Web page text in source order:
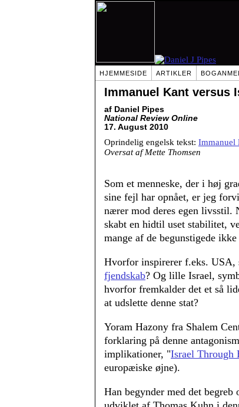
HJEMMESIDE ARTIKLER
Immanuel Kant versus
af Daniel Pipes
National Review Online
17. August 2010
Oprindelig engelsk tekst: Immanuel
Oversat af Mette Thomsen
Som et menneske, der i høj
sine fejl har opnået, er jeg
nærer mod deres egen livsstil.
skabt en hidtil uset stabilitet,
mange af de begunstigede
Hvorfor inspirerer f.eks. USA,
fjendskab? Og lille Israel,
hvorfor fremkalder det et så
at udslette denne stat?
Yoram Hazony fra Shalem
forklaring på denne
implikationer, "Israel Through
europæiske øjne).
Han begynder med det